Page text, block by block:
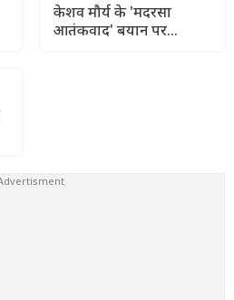
केशव मौर्य के 'मदरसा
आतंकवाद' बयान पर